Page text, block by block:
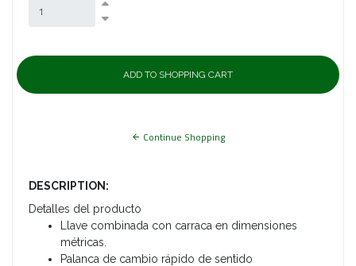
Continue Shopping
DESCRIPTION:
Detalles del producto
Llave combinada con carraca en dimensiones
métricas.
Palanca de cambio rápido de sentido